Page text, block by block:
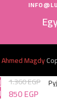
Ahmed Magdy
1.360EGP
850EGP